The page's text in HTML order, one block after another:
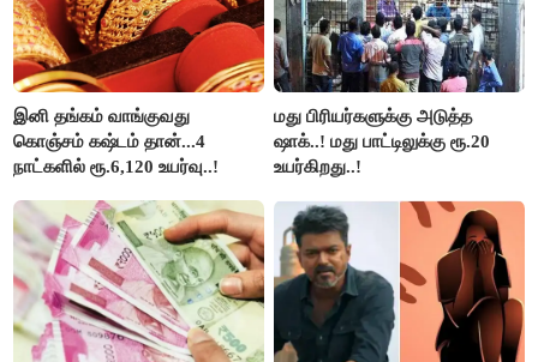
இனி தங்கம் வாங்குவது
கொஞ்சம் கஷ்டம் தான்...4
நாட்களில் ரூ.6,120 உயர்வு..!
மது பிரியர்களுக்கு அடுத்த
ஷாக்..! மது பாட்டிலுக்கு ரூ.20
உயர்கிறது..!